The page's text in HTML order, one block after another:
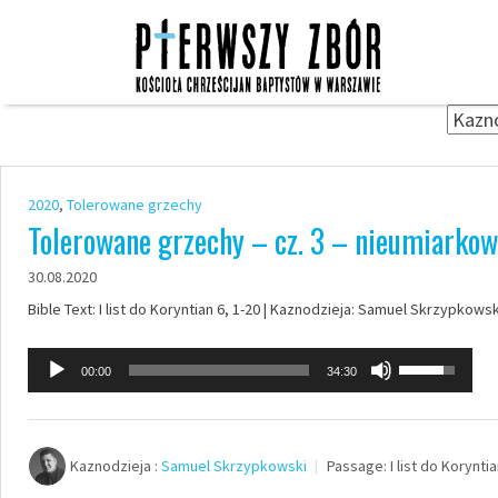
2020, Tolerowane grzechy
Tolerowane grzechy – cz. 3 –
30.08.2020
Bible Text: I list do Koryntian 6, 1-20 | Kaznodzieja: Samuel
Odtwarzacz
plików
dźwiękowych
00:00 34:30
Używaj
strzałek
do
Kaznodzieja : Samuel Skrzypkowski Passage: I list do